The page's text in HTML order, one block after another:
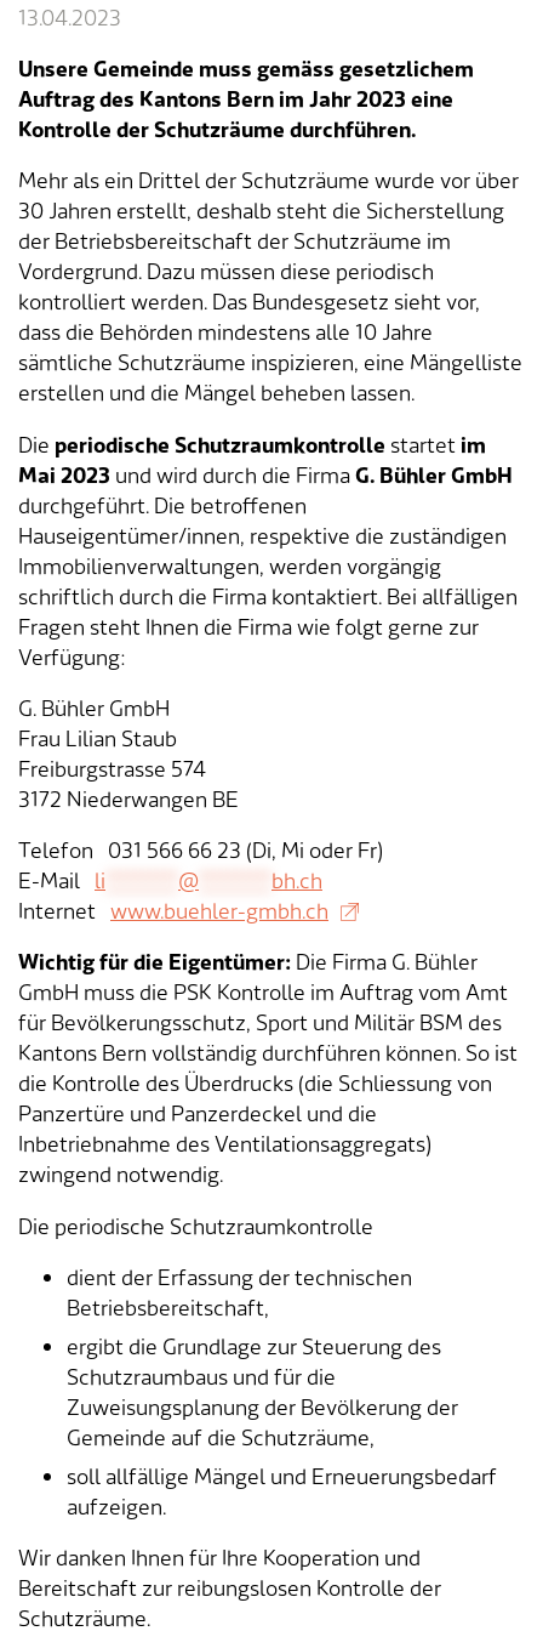
13.04.2023
Unsere Gemeinde muss gemäss gesetzlichem
Auftrag des Kantons Bern im Jahr 2023 eine
Kontrolle der Schutzräume durchführen.
Mehr als ein Drittel der Schutzräume wurde vor über
30 Jahren erstellt, deshalb steht die Sicherstellung
der Betriebsbereitschaft der Schutzräume im
Vordergrund. Dazu müssen diese periodisch
kontrolliert werden. Das Bundesgesetz sieht vor,
dass die Behörden mindestens alle 10 Jahre
sämtliche Schutzräume inspizieren, eine Mängelliste
erstellen und die Mängel beheben lassen.
Die periodische Schutzraumkontrolle startet im
Mai 2023 und wird durch die FirmaG. Bühler GmbH
durchgeführt. Die betroffenen
Hauseigentümer/innen, respektive die zuständigen
Immobilienverwaltungen, werden vorgängig
schriftlich durch die Firma kontaktiert. Bei allfälligen
Fragen steht Ihnen die Firma wie folgt gerne zur
Verfügung:
G. Bühler GmbH
Frau Lilian Staub
Freiburgstrasse 574
3172 Niederwangen BE
Telefon 031 566 66 23 (Di, Mi oder Fr)
E-Mail li @
bh.ch
Internet www.buehler-gmbh.ch
Wichtig für die Eigentümer: Die Firma G. Bühler
GmbH muss die PSK Kontrolle im Auftrag vom Amt
für Bevölkerungsschutz, Sport und Militär BSM des
Kantons Bern vollständig durchführen können. So ist
die Kontrolle des Überdrucks (die Schliessung von
Panzertüre und Panzerdeckel und die
Inbetriebnahme des Ventilationsaggregats)
zwingend notwendig.
Die periodische Schutzraumkontrolle
dient der Erfassung der technischen
Betriebsbereitschaft,
ergibt die Grundlage zur Steuerung des
Schutzraumbaus und für die
Zuweisungsplanung der Bevölkerung der
Gemeinde auf die Schutzräume,
soll allfällige Mängel und Erneuerungsbedarf
aufzeigen.
Wir danken Ihnen für Ihre Kooperation und
Bereitschaft zur reibungslosen Kontrolle der
Schutzräume.
Tageselternverein
Gastronomie
Vermietung von Freizeitanlagen
Veranstaltungsbewilligung
Sozialversicherungen
Soziales
Steuern
Bauen & Planen
ÖREB-Kataster
Umwelt
Energie & Wasser
Abfall
Tiere
Verkehr & Mobilität
Sicherheit
Über Lengnau
Burgergemeinde
Kirchgemeinden
Partnergemeinden
Wirtschaft
Finanzabteilung
Sozialabteilung
Bau- und Planungsabteilung
Betriebs- und Tiefbauabteilung
Werkhof
Schulverwaltung
Kindertagesstätte
Mitarbeitende
Offene Stellen
Schnupperlehre / Lehrstelle
Gemeindenetzwerke
Dienstleistungen A-Z
Adressverzeichnis
Kontakt & Öffnungszeiten